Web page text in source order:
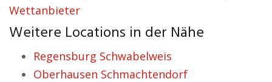
Wettanbieter
Weitere Locations in der Nähe
Regensburg Schwabelweis
Oberhausen Schmachtendorf